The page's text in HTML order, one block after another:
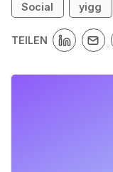
Social yigg
TEILEN